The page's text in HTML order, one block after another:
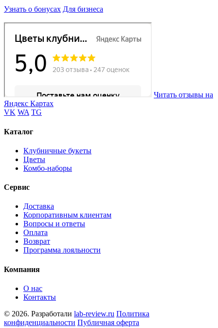
Узнать о бонусах Для бизнеса
Читать отзывы на
Яндекс Картах
VK WA TG
Каталог
Клубничные букеты
Цветы
Комбо-наборы
Сервис
Доставка
Корпоративным клиентам
Вопросы и ответы
Оплата
Возврат
Программа лояльности
Компания
О нас
Контакты
© 2026. Разработали lab-review.ru Политика
конфиденциальности Публичная оферта